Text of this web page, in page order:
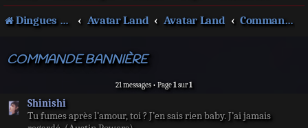
Dingues de séries télé ! Avatar Land Avatar Land Commandes
COMMANDE BANNIÈRE
21 messages • Page1sur1
Shinishi
Tu fumes après l’amour, toi ? J’en sais rien baby. J’ai jamais